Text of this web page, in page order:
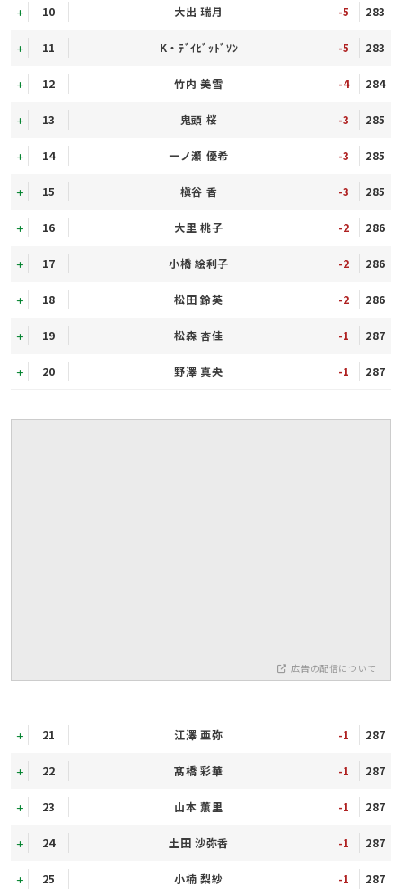
10 大出 瑞月 -5 283
11 K・ﾃﾞｲﾋﾞｯﾄﾞｿﾝ -5 283
12 竹内 美雪 -4 284
13 鬼頭 桜 -3 285
14 一ノ瀬 優希 -3 285
15 槇谷 香 -3 285
16 大里 桃子 -2 286
17 小橋 絵利子 -2 286
18 松田 鈴英 -2 286
19 松森 杏佳 -1 287
20 野澤 真央 -1 287
広告の配信について
21 江澤 亜弥 -1 287
22 髙橋 彩華 -1 287
23 山本 薫里 -1 287
24 土田 沙弥香 -1 287
25 小楠 梨紗 -1 287